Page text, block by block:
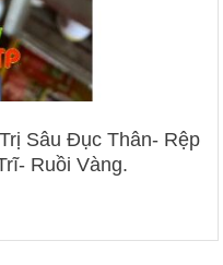
Sâu Đục Thân- Rệp
Ruồi Vàng.